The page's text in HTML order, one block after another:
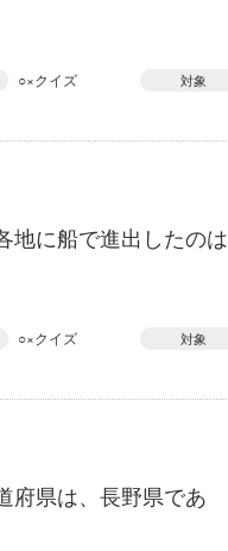
○×クイズ 対象
地に船で進出したのは
○×クイズ 対象
府県は、長野県であ